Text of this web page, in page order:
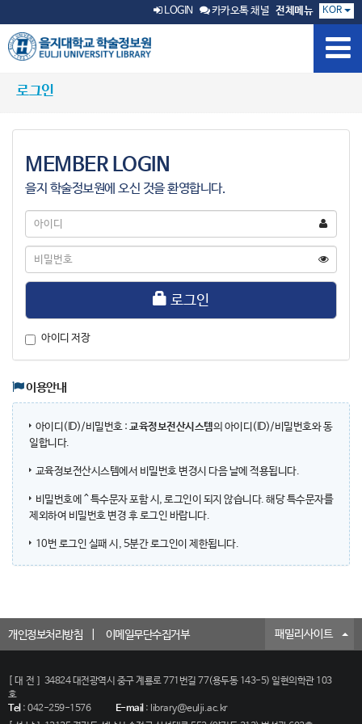
LOGIN 카카오톡 채널 전체메뉴 KOR
로그인
MEMBER LOGIN
을지 학술정보원에 오신 것을 환영합니다.
아
디
비
번
로그인
아이디 저장
이용안내
아이디(ID)/비밀번호 : 교육정보전산시스템의 아이디(ID)/비밀번호와 동
일합니다.
교육정보전산시스템에서 비밀번호 변경시 다음 날에 적용됩니다.
비밀번호에 ^ 특수문자 포함 시, 로그인이 되지 않습니다. 해당 특수문자를
제외하여 비밀번호 변경 후 로그인 바랍니다.
10번 로그인 실패 시, 5분간 로그인이 제한됩니다.
개인정보처리방침 이메일무단수집거부 패밀리사이트
[대전]
34824 대전광역시 중구 계룡로 771번길 77(용두동 143-5) 일현의학관 103
호
Tel: 042-259-1576 E-mail: library@eulji.ac.kr